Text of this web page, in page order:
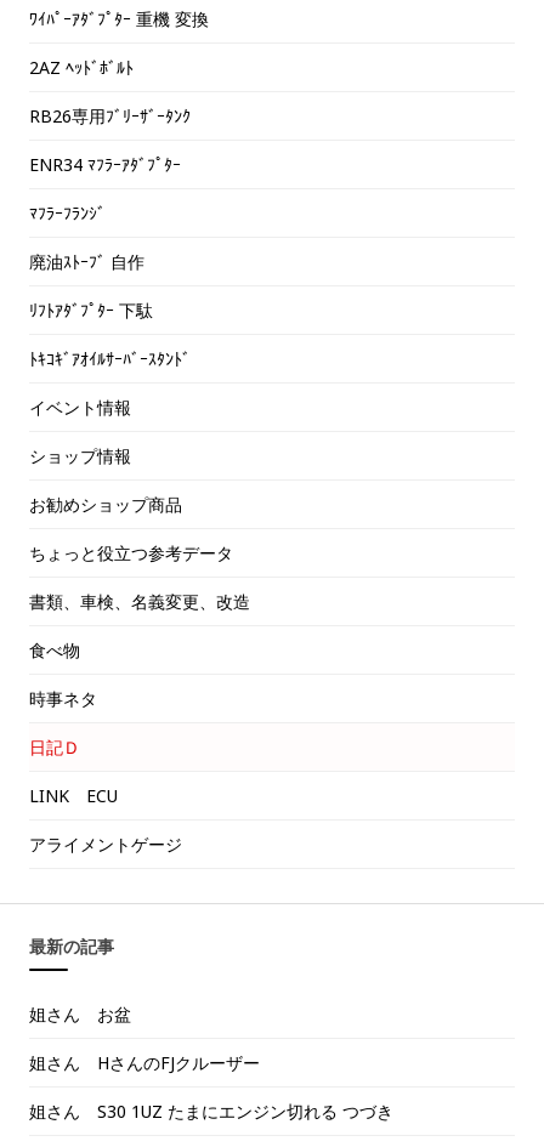
ﾜｲﾊﾟｰｱﾀﾞﾌﾟﾀｰ 重機 変換
2AZ ﾍｯﾄﾞﾎﾞﾙﾄ
RB26専用ﾌﾞﾘｰｻﾞｰﾀﾝｸ
ENR34 ﾏﾌﾗｰｱﾀﾞﾌﾟﾀｰ
ﾏﾌﾗｰﾌﾗﾝｼﾞ
廃油ｽﾄｰﾌﾞ 自作
ﾘﾌﾄｱﾀﾞﾌﾟﾀｰ 下駄
ﾄｷｺｷﾞｱｵｲﾙｻｰﾊﾞｰｽﾀﾝﾄﾞ
イベント情報
ショップ情報
お勧めショップ商品
ちょっと役立つ参考データ
書類、車検、名義変更、改造
食べ物
時事ネタ
日記Ｄ
LINK ECU
アライメントゲージ
最新の記事
姐さん お盆
姐さん HさんのFJクルーザー
姐さん S30 1UZ たまにエンジン切れる つづき